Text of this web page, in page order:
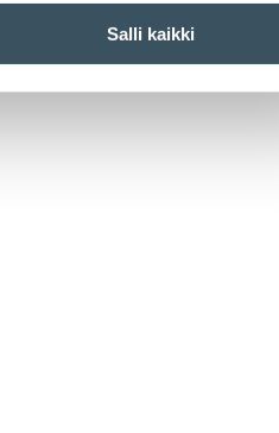
Salli kaikki